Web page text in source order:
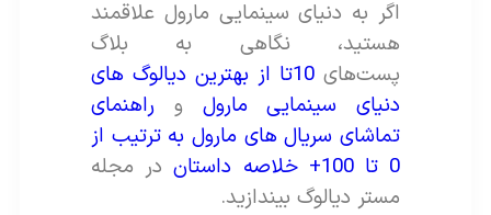
اگر به دنیای سینمایی مارول علاقمند
هستید، نگاهی به بلاگ
پست‌های
10تا از بهترین دیالوگ های
دنیای سینمایی مارول و
راهنمای
تماشای سریال های مارول به ترتیب از
در مجله
مستر دیالوگ بیندازید.